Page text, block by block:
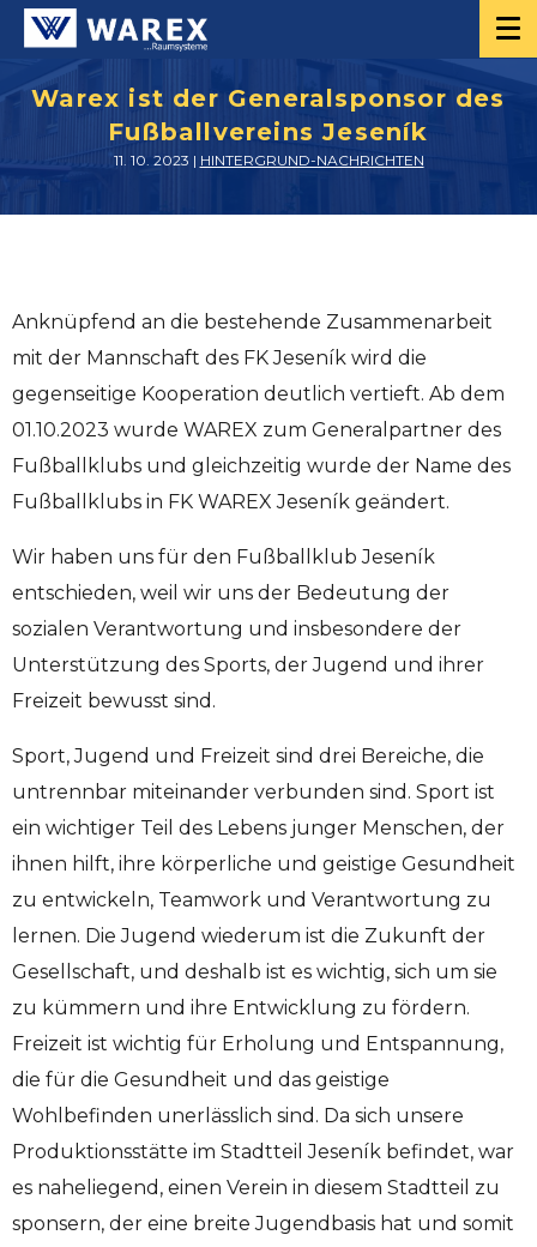
Warex ist der Generalsponsor des
Fußballvereins Jeseník
11. 10. 2023 | HINTERGRUND-NACHRICHTEN
Anknüpfend an die bestehende Zusammenarbeit
mit der Mannschaft des FK Jeseník wird die
gegenseitige Kooperation deutlich vertieft. Ab dem
01.10.2023 wurde WAREX zum Generalpartner des
Fußballklubs und gleichzeitig wurde der Name des
Fußballklubs in FK WAREX Jeseník geändert.
Wir haben uns für den Fußballklub Jeseník
entschieden, weil wir uns der Bedeutung der
sozialen Verantwortung und insbesondere der
Unterstützung des Sports, der Jugend und ihrer
Freizeit bewusst sind.
Sport, Jugend und Freizeit sind drei Bereiche, die
untrennbar miteinander verbunden sind. Sport ist
ein wichtiger Teil des Lebens junger Menschen, der
ihnen hilft, ihre körperliche und geistige Gesundheit
zu entwickeln, Teamwork und Verantwortung zu
lernen. Die Jugend wiederum ist die Zukunft der
Gesellschaft, und deshalb ist es wichtig, sich um sie
zu kümmern und ihre Entwicklung zu fördern.
Freizeit ist wichtig für Erholung und Entspannung,
die für die Gesundheit und das geistige
Wohlbefinden unerlässlich sind. Da sich unsere
Produktionsstätte im Stadtteil Jeseník befindet, war
es naheliegend, einen Verein in diesem Stadtteil zu
sponsern, der eine breite Jugendbasis hat und somit